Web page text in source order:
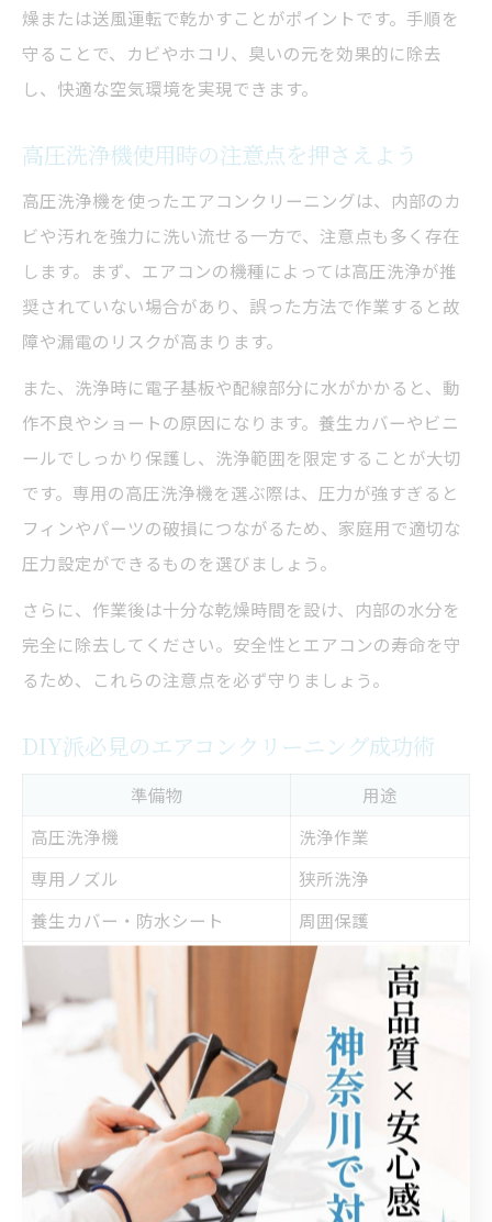
燥または送風運転で乾かすことがポイントです。手順を
守ることで、カビやホコリ、臭いの元を効果的に除去
し、快適な空気環境を実現できます。
高圧洗浄機使用時の注意点を押さえよう
高圧洗浄機を使ったエアコンクリーニングは、内部のカ
ビや汚れを強力に洗い流せる一方で、注意点も多く存在
します。まず、エアコンの機種によっては高圧洗浄が推
奨されていない場合があり、誤った方法で作業すると故
障や漏電のリスクが高まります。
また、洗浄時に電子基板や配線部分に水がかかると、動
作不良やショートの原因になります。養生カバーやビニ
ールでしっかり保護し、洗浄範囲を限定することが大切
です。専用の高圧洗浄機を選ぶ際は、圧力が強すぎると
フィンやパーツの破損につながるため、家庭用で適切な
圧力設定ができるものを選びましょう。
さらに、作業後は十分な乾燥時間を設け、内部の水分を
完全に除去してください。安全性とエアコンの寿命を守
るため、これらの注意点を必ず守りましょう。
DIY派必見のエアコンクリーニング成功術
準備物
用途
高圧洗浄機
洗浄作業
専用ノズル
狭所洗浄
養生カバー・防水シート
周囲保護
洗浄効果アップ
DIYでエアコンクリーニング高圧洗浄を成功させるに
は、事前準備と正しい手順が鍵です。まず、作業前にエ
アコンの取り扱い説明書を確認し、高圧洗浄が可能かど
うかを必ずチェックしましょう。必要な道具は、高圧洗
浄機、専用ノズル、養生カバー、防水シート、エアコン
専用洗剤、ゴム手袋などです。